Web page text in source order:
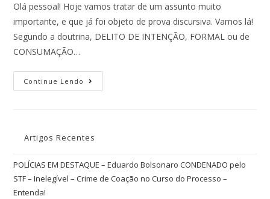
Olá pessoal! Hoje vamos tratar de um assunto muito
importante, e que já foi objeto de prova discursiva. Vamos lá!
Segundo a doutrina, DELITO DE INTENÇÃO, FORMAL ou de
CONSUMAÇÃO…
Continue Lendo
Artigos Recentes
POLÍCIAS EM DESTAQUE – Eduardo Bolsonaro CONDENADO pelo
STF – Inelegível – Crime de Coação no Curso do Processo –
Entenda!